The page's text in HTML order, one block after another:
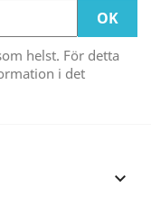
helst. För detta
i det
